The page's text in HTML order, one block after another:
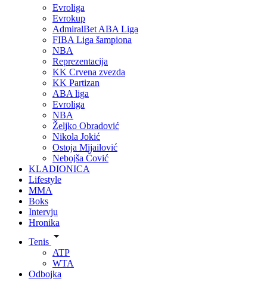
Evroliga
Evrokup
AdmiralBet ABA Liga
FIBA Liga šampiona
NBA
Reprezentacija
KK Crvena zvezda
KK Partizan
ABA liga
Evroliga
NBA
Željko Obradović
Nikola Jokić
Ostoja Mijailović
Nebojša Čović
KLADIONICA
Lifestyle
MMA
Boks
Intervju
Hronika
Tenis
ATP
WTA
Odbojka